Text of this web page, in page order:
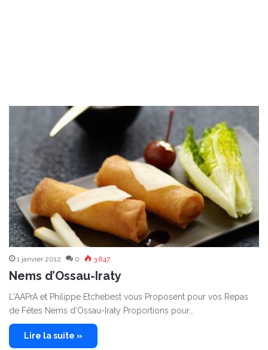
1 janvier 2012 0 3 847
Nems d’Ossau-Iraty
L'AAPrA et Philippe Etchebest vous Proposent pour vos Repas
de Fêtes Nems d’Ossau-Iraty Proportions pour…
Lire la suite »